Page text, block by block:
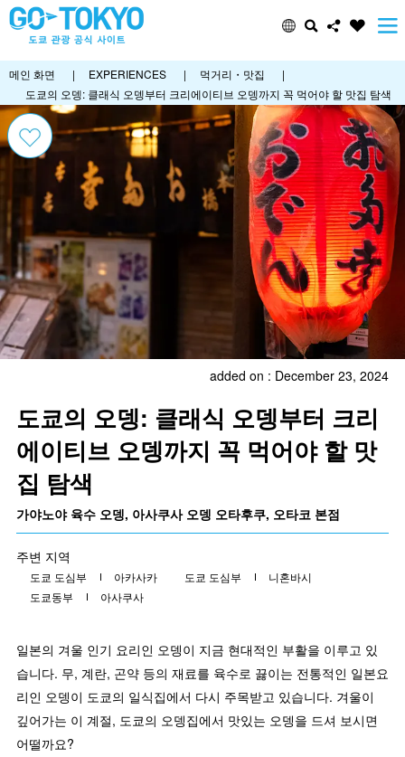
메인 화면 | EXPERIENCES | 먹거리・맛집
|
도쿄의 오뎅: 클래식 오뎅부터 크리에이티브 오뎅까지 꼭 먹어야 할 맛집 탐색
added on : December 23, 2024
도쿄의 오뎅: 클래식 오뎅부터 크리
에이티브 오뎅까지 꼭 먹어야 할 맛
집 탐색
가야노야 육수 오뎅, 아사쿠사 오뎅 오타후쿠, 오타코 본점
주변 지역
도쿄 도심부 아카사카 도쿄 도심부
니혼바시
도쿄동부
아사쿠사
일본의 겨울 인기 요리인 오뎅이 지금 현대적인 부활을 이루고 있
습니다. 무, 계란, 곤약 등의 재료를 육수로 끓이는 전통적인 일본요
리인 오뎅이 도쿄의 일식집에서 다시 주목받고 있습니다. 겨울이
깊어가는 이 계절, 도쿄의 오뎅집에서 맛있는 오뎅을 드셔 보시면
어떨까요?